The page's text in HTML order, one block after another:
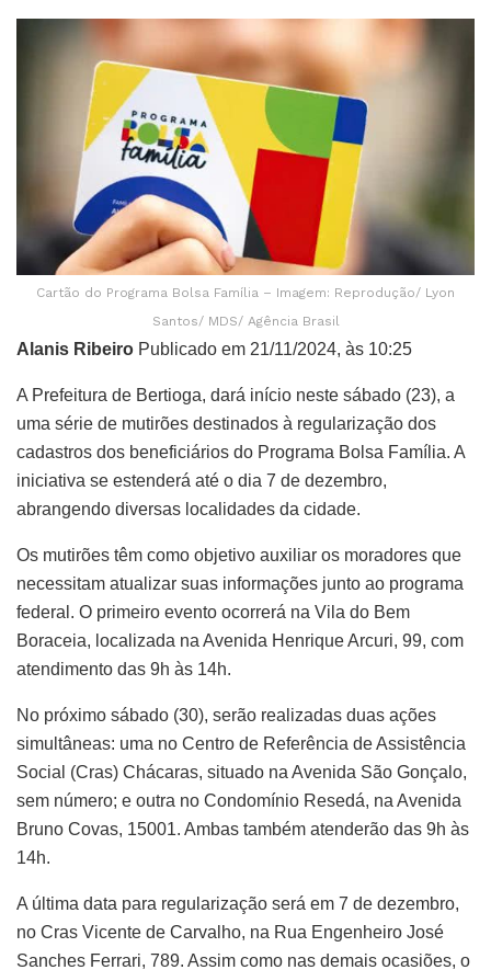
Cartão do Programa Bolsa Família – Imagem: Reprodução/ Lyon
Santos/ MDS/ Agência Brasil
Alanis Ribeiro Publicado em 21/11/2024, às 10:25
A Prefeitura de Bertioga, dará início neste sábado (23), a
uma série de mutirões destinados à regularização dos
cadastros dos beneficiários do Programa Bolsa Família. A
iniciativa se estenderá até o dia 7 de dezembro,
abrangendo diversas localidades da cidade.
Os mutirões têm como objetivo auxiliar os moradores que
necessitam atualizar suas informações junto ao programa
federal. O primeiro evento ocorrerá na Vila do Bem
Boraceia, localizada na Avenida Henrique Arcuri, 99, com
atendimento das 9h às 14h.
No próximo sábado (30), serão realizadas duas ações
simultâneas: uma no Centro de Referência de Assistência
Social (Cras) Chácaras, situado na Avenida São Gonçalo,
sem número; e outra no Condomínio Resedá, na Avenida
Bruno Covas, 15001. Ambas também atenderão das 9h às
14h.
A última data para regularização será em 7 de dezembro,
no Cras Vicente de Carvalho, na Rua Engenheiro José
Sanches Ferrari, 789. Assim como nas demais ocasiões, o